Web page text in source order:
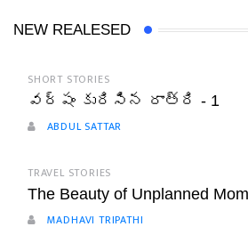
NEW REALESED
SHORT STORIES
వర్షం కురిసిన రాత్రి - 1
ABDUL SATTAR
TRAVEL STORIES
The Beauty of Unplanned
MADHAVI TRIPATHI